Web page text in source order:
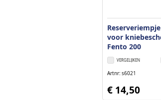
voor
Fento 200
VERGELIJKEN
Artnr s6021
€ 14,50